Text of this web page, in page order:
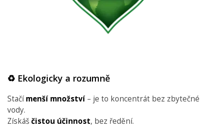
♻️ Ekologicky a rozumně
Stačímenší množství – je to koncentrát bez zbytečné
vody.
Získáščistou účinnost, bez ředění.